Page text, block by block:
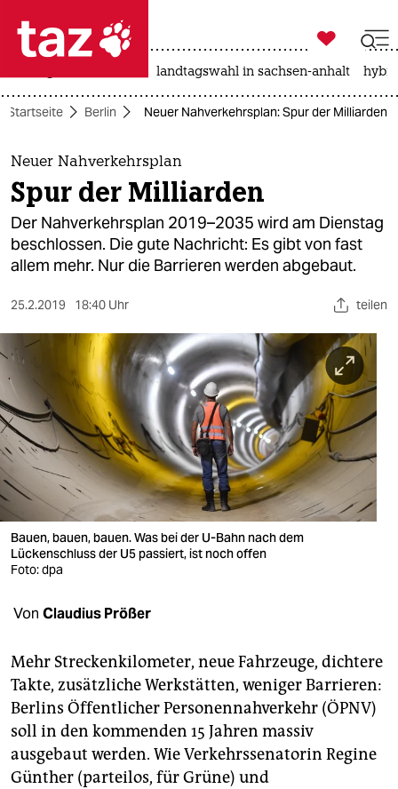
 taz zahl ich
taz zahl ich
themen
politik
öko
sport
berlin
nord
wahrheit
verlag
verlag
shop
fragen & hilfe
unterstützen
abo
genossenschaft

taz zahl ich
landtagswahl in sachsen-anhalt
Startseite Berlin Neuer Nahverkehrsplan: Spur der Milliarden
Neuer Nahverkehrsplan
Spur der Milliarden
Der Nahverkehrsplan 2019–2035 wird am Dienstag
beschlossen. Die gute Nachricht: Es gibt von fast
allem mehr. Nur die Barrieren werden abgebaut.
25.2.2019 18:40 Uhr teilen
Bauen, bauen, bauen. Was bei der U-Bahn nach dem
Lückenschluss der U5 passiert, ist noch offen
Foto: dpa
Von Claudius Prößer
Mehr Streckenkilometer, neue Fahrzeuge, dichtere
Takte, zusätzliche Werkstätten, weniger Barrieren:
Berlins Öffentlicher Personennahverkehr (ÖPNV)
soll in den kommenden 15 Jahren massiv
ausgebaut werden. Wie Verkehrssenatorin Regine
Günther (parteilos, für Grüne) und